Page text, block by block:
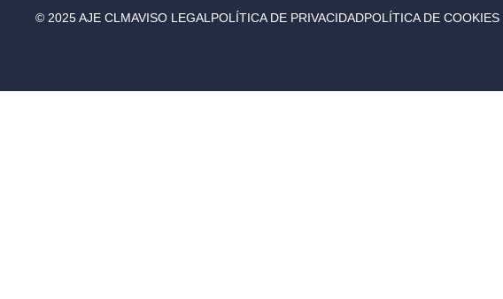
© 2025 AJE CLMAVISO LEGAL POLÍTICA DE PRIVACIDADPOLÍTICA DE COOKIES